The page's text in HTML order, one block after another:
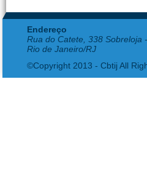
Endereço
Rua do Catete, 338 Sobreloja
Rio de Janeiro/RJ
©Copyright 2013 - Cbtij All